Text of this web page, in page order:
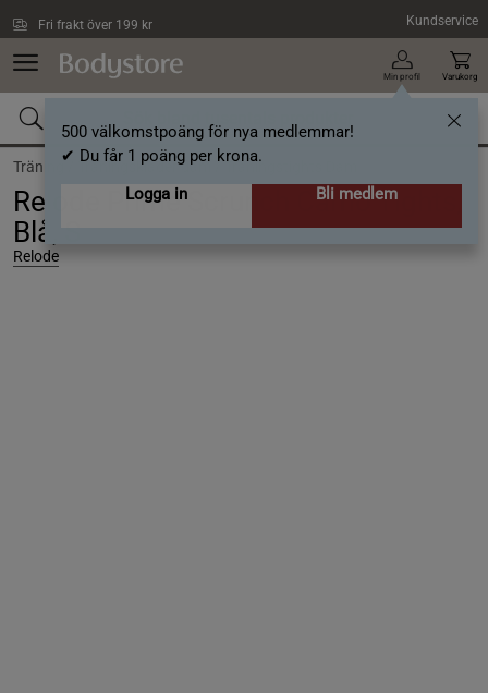
Fri frakt över 199 kr Kundservice
Min profil
500 välkomstpoäng för nya medlemmar!
✔ Du får 1 poäng per krona.
Logga in
Bli medlem
Varukorg
Träning / Träningskläder dam /Träningstights Dam
Relode Prime Scrunch Camo Tights,
Blå, S
Relode